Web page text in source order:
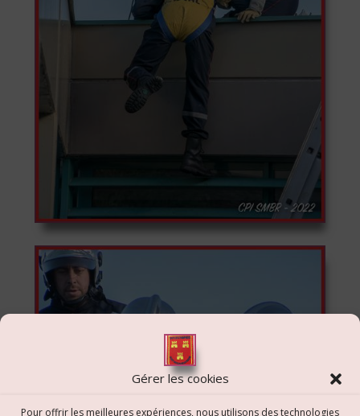
Gérer les cookies
Pour offrir les meilleures expériences, nous utilisons des technologies